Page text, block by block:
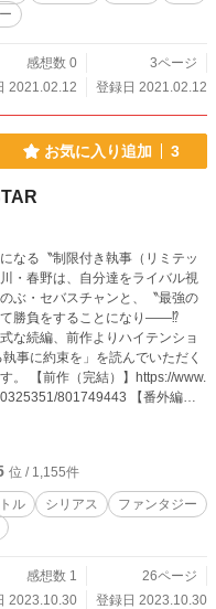
感想数 0
3ページ
2021.02.12
登録日 2021.02.12
お気に入り追加 3
なる〝制限付き執事（リミテッ
・春野は、自分達をライバル視
ぶ・セバスチャンと、〝最強の
勝負をすることになり——⁉︎
な続編、前作よりハイテンショ
。 【前作（完結）】https://www.
801749443 【番外編
位 / 1,155件
ル シリアス
ファンタジー
感想数 1
26ページ
2023.10.30
登録日 2023.10.30